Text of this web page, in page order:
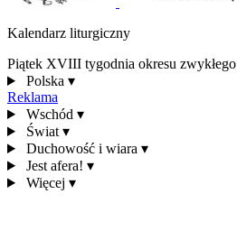
Kalendarz liturgiczny
Piątek XVIII tygodnia okresu zwykłego
Polska ▾
Reklama
Wschód ▾
Świat ▾
Duchowość i wiara ▾
Jest afera! ▾
Więcej ▾